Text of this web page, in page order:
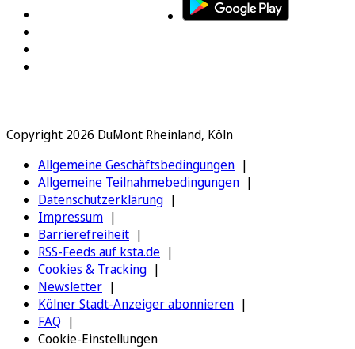
Copyright 2026 DuMont Rheinland, Köln
Allgemeine Geschäftsbedingungen
Allgemeine Teilnahmebedingungen
Datenschutzerklärung
Impressum
Barrierefreiheit
RSS-Feeds auf ksta.de
Cookies & Tracking
Newsletter
Kölner Stadt-Anzeiger abonnieren
FAQ
Cookie-Einstellungen